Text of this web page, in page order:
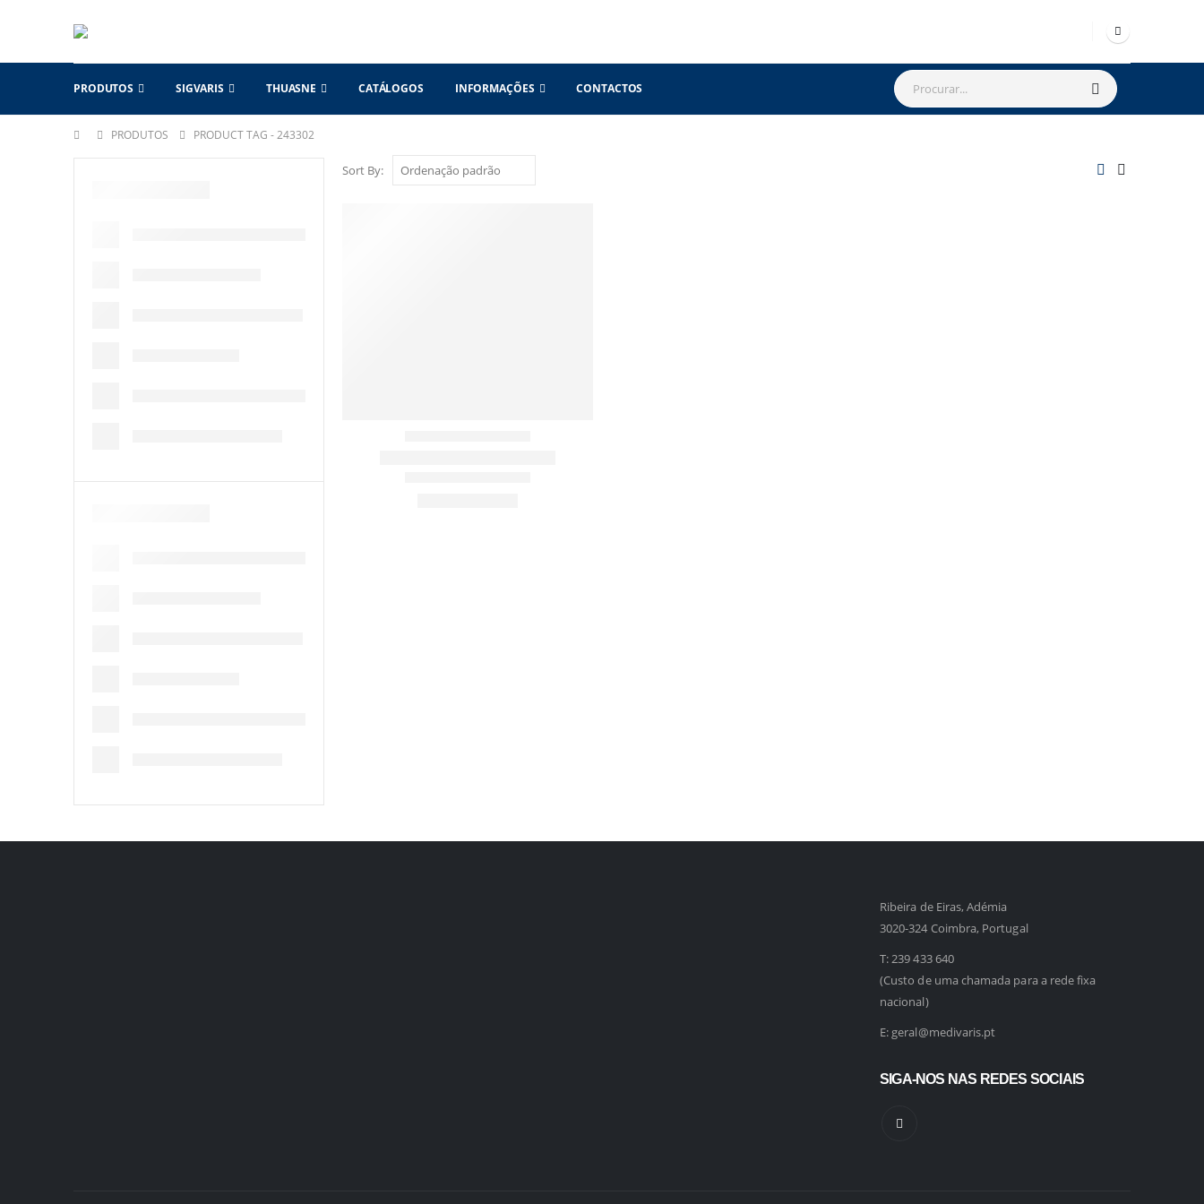
PRODUTOS SIGVARIS THUASNE CATÁLOGOS INFORMAÇÕES CONTACTOS
PRODUTOS PRODUCT TAG -243302
Sort By:
Ribeira de Eiras, Adémia
3020-324 Coimbra, Portugal
T:239 433 640
(Custo de uma chamada para a rede fixa
nacional)
E: geral@medivaris.pt
SIGA-NOS NAS REDES SOCIAIS